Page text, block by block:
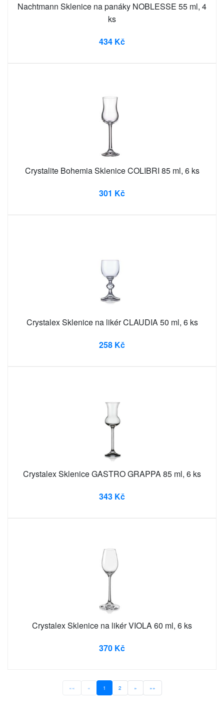
Nachtmann Sklenice na panáky NOBLESSE 55 ml, 4
ks
434 Kč
Crystalite Bohemia Sklenice COLIBRI 85 ml, 6 ks
301 Kč
Crystalex Sklenice na likér CLAUDIA 50 ml, 6 ks
258 Kč
Crystalex Sklenice GASTRO GRAPPA 85 ml, 6 ks
343 Kč
Crystalex Sklenice na likér VIOLA 60 ml, 6 ks
370 Kč
«« « 1 2 » »»